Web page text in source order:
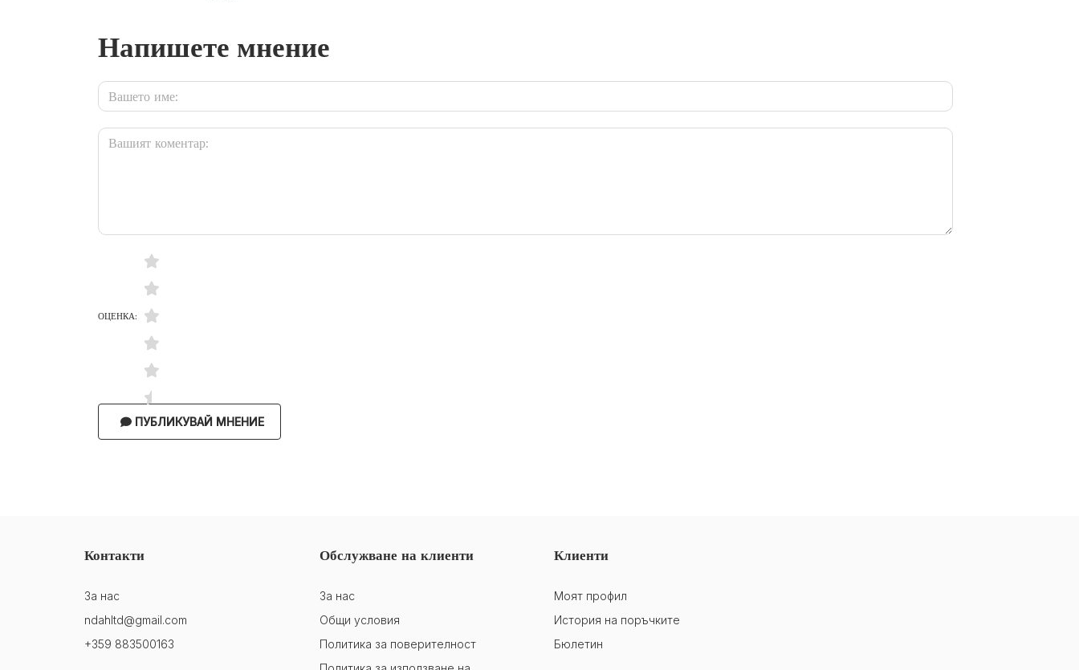
Напишете мнение
ОЦЕНКА:
ПУБЛИКУВАЙ МНЕНИЕ
Контакти
За нас
ndahltd@gmail.com
+359 883500163
Обслужване на клиенти
За нас
Общи условия
Политика за поверителност
Клиенти
Моят профил
История на поръчките
Бюлетин